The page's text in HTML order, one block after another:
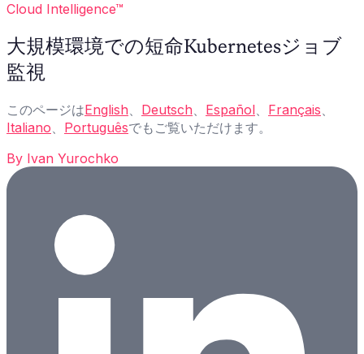
Cloud Intelligence™
大規模環境での短命Kubernetesジョブ
監視
このページはEnglish Deutsch Español Français
Italiano
Portuguêsでもご覧いただけます。
By Ivan Yurochko